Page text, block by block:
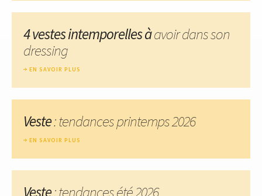
4 vestes intemporelles àavoir dans son
dressing
EN SAVOIR PLUS
Veste: tendances printemps 2026
EN SAVOIR PLUS
Veste: tendances été 2026